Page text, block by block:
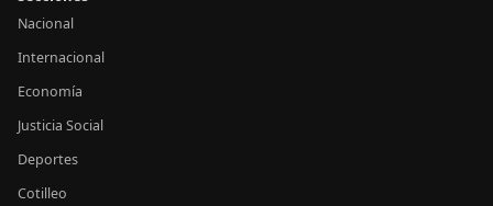
Nacional
Internacional
Economía
Justicia Social
Deportes
Cotilleo